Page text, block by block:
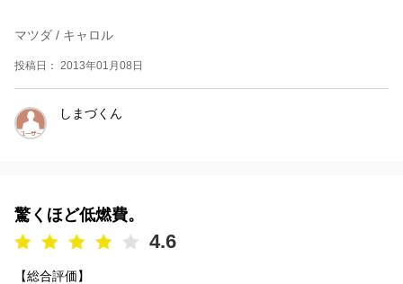
マツダ / キャロル
投稿日： 2013年01月08日
しまづくん
驚くほど低燃費。
4.6
【総合評価】